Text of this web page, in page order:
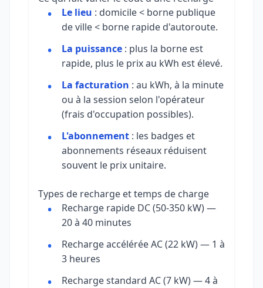
Le lieu : domicile < borne publique
de ville < borne rapide d'autoroute.
La puissance : plus la borne est
rapide, plus le prix au kWh est élevé.
La facturation : au kWh, à la minute
ou à la session selon l'opérateur
(frais d'occupation possibles).
L'abonnement : les badges et
abonnements réseaux réduisent
souvent le prix unitaire.
Types de recharge et temps de charge
Recharge rapide DC (50-350 kW) —
20 à 40 minutes
Recharge accélérée AC (22 kW) — 1 à
3 heures
Recharge standard AC (7 kW) — 4 à